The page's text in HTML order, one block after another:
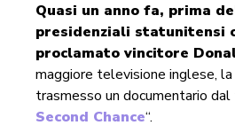
Quasi un anno fa, prima
presidenziali statunitensi
proclamato vincitore
maggiore televisione inglese, la
trasmesso un documentario
Second Chance“.